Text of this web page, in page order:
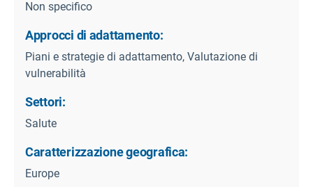
Non specifico
Approcci di adattamento:
Piani e strategie di adattamento, Valutazione di
vulnerabilità
Settori:
Salute
Caratterizzazione geografica:
Europe